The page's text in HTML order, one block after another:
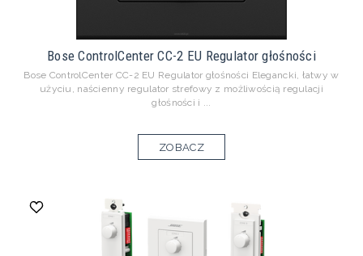
Bose ControlCenter CC-2 EU Regulator głośności
Bose ControlCenter CC-2 EU Regulator głośności Elegancki, łatwy w
użyciu, naścienny regulator strefowy z możliwością regulacji
głośności i ...
ZOBACZ